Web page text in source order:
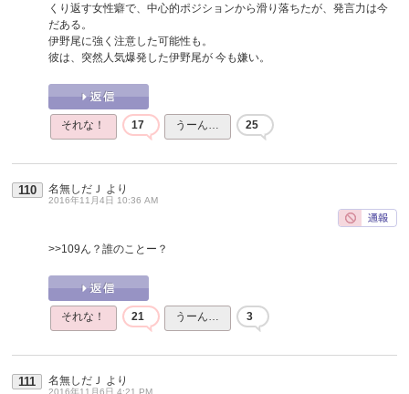
くり返す女性癖で、中心的ポジションから滑り落ちたが、発言力は今
だある。
伊野尾に強く注意した可能性も。
彼は、突然人気爆発した伊野尾が 今も嫌い。
それな！ 17 うーん… 25
110 名無しだＪ より
2016年11月4日 10:36 AM
>>109ん？誰のことー？
それな！ 21 うーん… 3
111 名無しだＪ より
2016年11月6日 4:21 PM